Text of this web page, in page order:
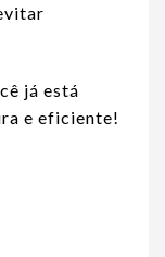
já está
e eficiente!